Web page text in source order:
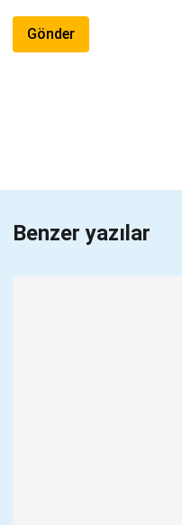
Benzer yazılar